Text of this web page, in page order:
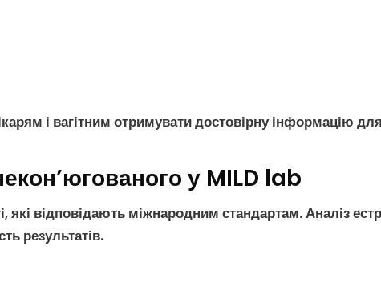
і вагітним отримувати достовірну інформацію
у MILD lab
, які відповідають міжнародним стандартам.Аналіз
результатів.